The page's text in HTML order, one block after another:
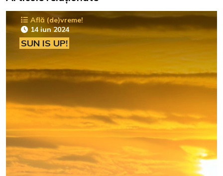
Află (de)vreme!
14 iun 2024
SUN IS UP!